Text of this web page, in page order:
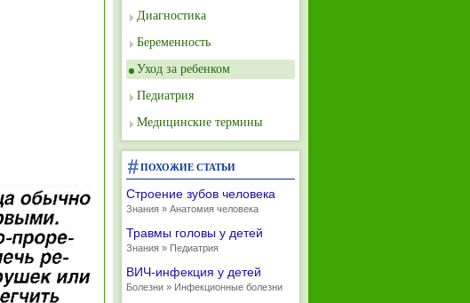
Диагностика
Беременность
Уход за ребенком
Педиатрия
Медицинские термины
ПОХОЖИЕ СТАТЬИ
Строение зубов человека
Знания » Анатомия человека
Травмы головы у детей
Знания » Педиатрия
ВИЧ-инфекция у детей
Болезни » Инфекционные болезни